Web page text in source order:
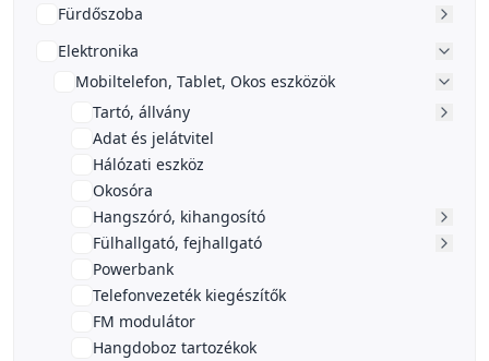
Fürdőszoba
Elektronika
Mobiltelefon, Tablet, Okos eszközök
Tartó, állvány
Adat és jelátvitel
Hálózati eszköz
Okosóra
Hangszóró, kihangosító
Fülhallgató, fejhallgató
Powerbank
Telefonvezeték kiegészítők
FM modulátor
Hangdoboz tartozékok